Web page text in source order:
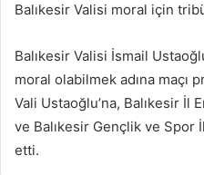
Balıkesir Valisi moral için
Balıkesir Valisi İsmail
moral olabilmek adına maçı
Vali Ustaoğlu’na, Balıkesir İl
ve Balıkesir Gençlik ve Spor
etti.